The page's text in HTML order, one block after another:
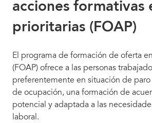
acciones formativas
prioritarias (FOAP)
El programa de formación de oferta
(FOAP) ofrece a las personas
preferentemente en situación de
de ocupación, una formación de
potencial y adaptada a las
laboral.